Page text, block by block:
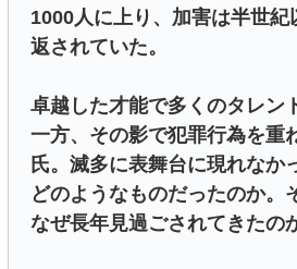
1000人に上り、加害は半世紀
返されていた。
卓越した才能で多くのタレン
一方、その影で犯罪行為を重
氏。滅多に表舞台に現れなか
どのようなものだったのか。
なぜ長年見過ごされてきたの